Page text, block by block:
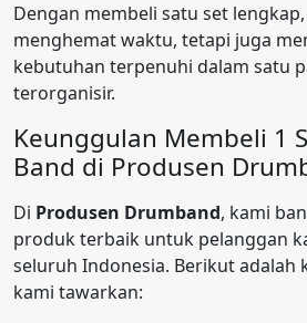
Dengan membeli satu set
menghemat waktu, tetapi juga
kebutuhan terpenuhi dalam satu
terorganisir.
Keunggulan Membeli 1
Band di Produsen
Di Produsen Drumband, kami
produk terbaik untuk pelanggan
seluruh Indonesia. Berikut adalah
kami tawarkan: